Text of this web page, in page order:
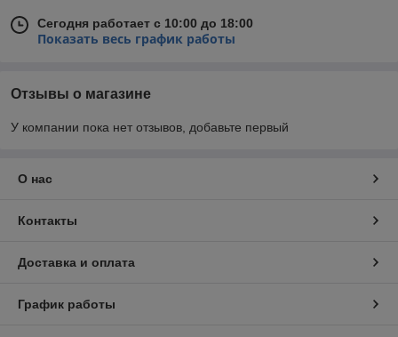
Сегодня работает с 10:00 до 18:00
Показать весь график работы
Отзывы о магазине
У компании пока нет отзывов, добавьте первый
О нас
Контакты
Доставка и оплата
График работы